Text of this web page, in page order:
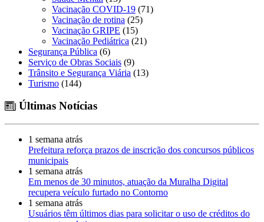
Vacinação COVID-19 (71)
Vacinação de rotina (25)
Vacinação GRIPE (15)
Vacinação Pediátrica (21)
Segurança Pública (6)
Serviço de Obras Sociais (9)
Trânsito e Segurança Viária (13)
Turismo (144)
Últimas Notícias
1 semana atrás
Prefeitura reforça prazos de inscrição dos concursos públicos
municipais
1 semana atrás
Em menos de 30 minutos, atuação da Muralha Digital
recupera veículo furtado no Contorno
1 semana atrás
Usuários têm últimos dias para solicitar o uso de créditos do